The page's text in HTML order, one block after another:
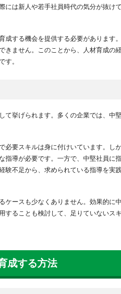
には新人や若手社員時代の気分が抜け
成する機会を提供する必要があります
きません。このことから、人材育成の
す。
て挙げられます。多くの企業では、中
必要スキルは身に付けいています。し
指導が必要です。一方で、中堅社員に
験不足から、求められている指導を実
ケースも少なくありません。効果的に
することも検討して、足りていないス
成する方法